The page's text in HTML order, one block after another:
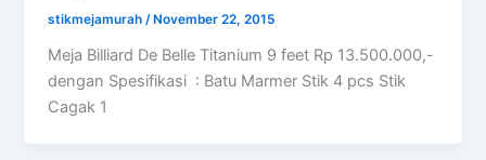
stikmejamurah/ November 22, 2015
Meja Billiard De Belle Titanium 9 feet Rp 13.500.000,-
dengan Spesifikasi : Batu Marmer Stik 4 pcs Stik
Cagak 1